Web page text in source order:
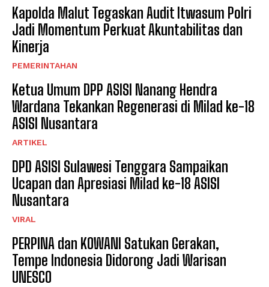
Kapolda Malut Tegaskan Audit Itwasum Polri
Jadi Momentum Perkuat Akuntabilitas dan
Kinerja
PEMERINTAHAN
Ketua Umum DPP ASISI Nanang Hendra
Wardana Tekankan Regenerasi di Milad ke-18
ASISI Nusantara
ARTIKEL
DPD ASISI Sulawesi Tenggara Sampaikan
Ucapan dan Apresiasi Milad ke-18 ASISI
Nusantara
VIRAL
PERPINA dan KOWANI Satukan Gerakan,
Tempe Indonesia Didorong Jadi Warisan
UNESCO